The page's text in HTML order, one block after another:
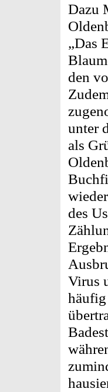
Dazu
„Das
den
unter
als
des
Virus